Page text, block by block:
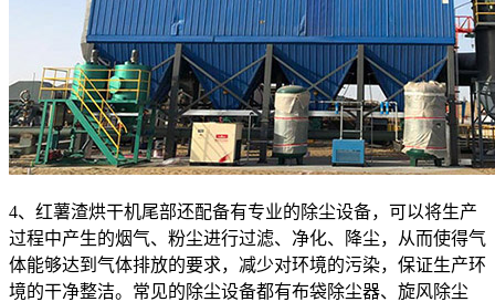
4、红薯渣烘干机尾部还配备有专业的除尘设备，可以将生产
过程中产生的烟气、粉尘进行过滤、净化、降尘，从而使得气
体能够达到气体排放的要求，减少对环境的污染，保证生产环
境的干净整洁。常见的除尘设备都有布袋除尘器、旋风除尘